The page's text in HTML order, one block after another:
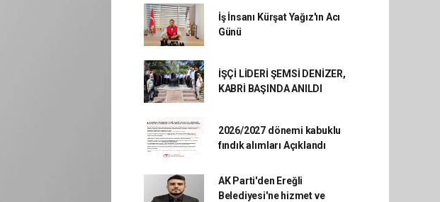
İş İnsanı Kürşat Yağız'ın Acı
Günü
İŞÇİ LİDERİ ŞEMSİ DENİZER,
KABRİ BAŞINDA ANILDI
2026/2027 dönemi kabuklu
fındık alımları Açıklandı
AK Parti'den Ereğli
Belediyesi'ne hizmet ve